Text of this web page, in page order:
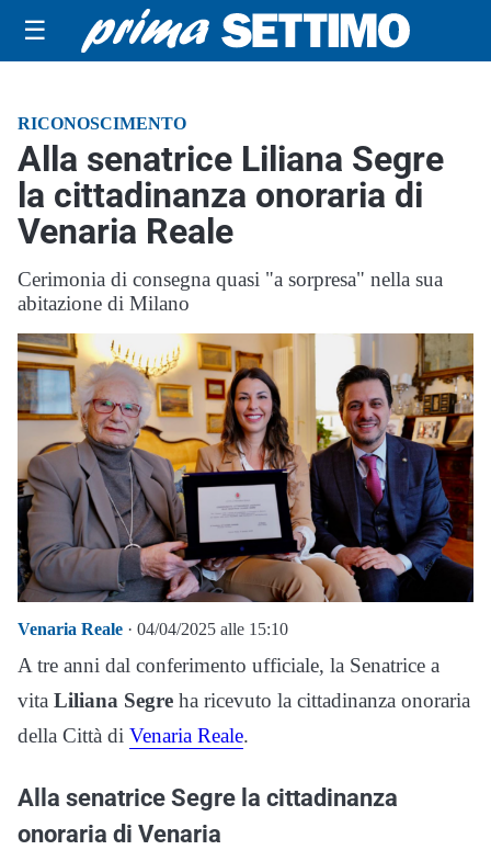
☰
RICONOSCIMENTO
Alla senatrice Liliana Segre
la cittadinanza onoraria di
Venaria Reale
Cerimonia di consegna quasi "a sorpresa" nella sua
abitazione di Milano
Venaria Reale · 04/04/2025 alle 15:10
A tre anni dal conferimento ufficiale, la Senatrice a
vita Liliana Segre ha ricevuto la cittadinanza onoraria
della Città di Venaria Reale.
Alla senatrice Segre la cittadinanza
onoraria di Venaria